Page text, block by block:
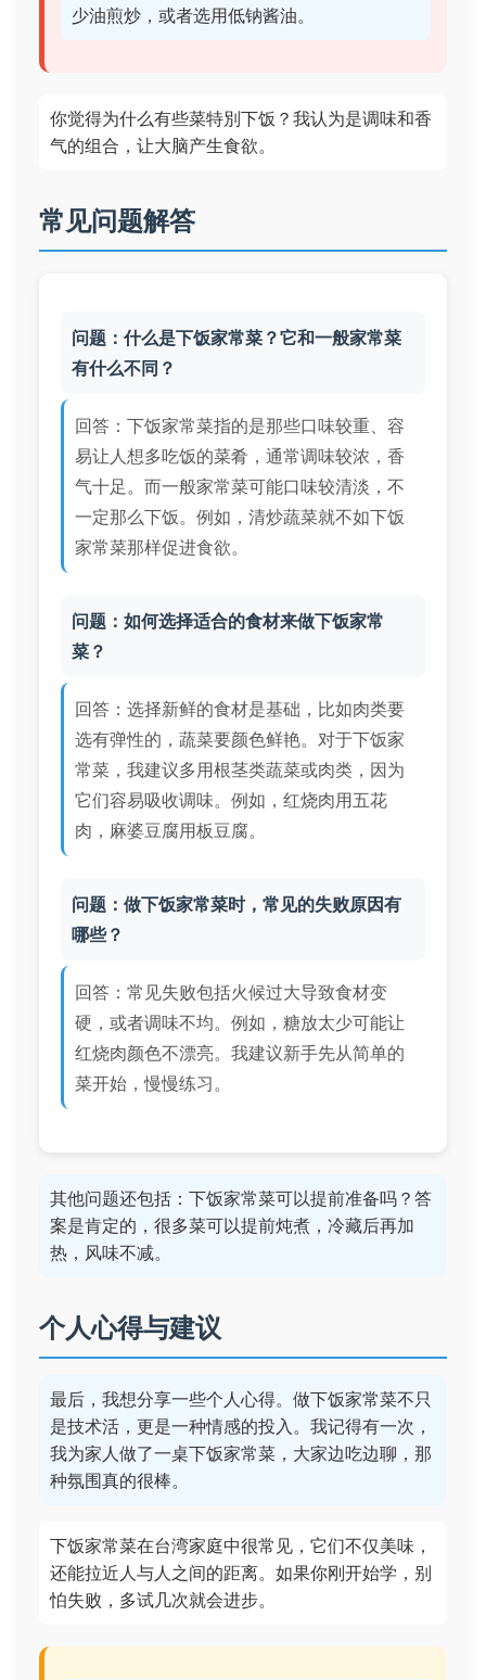
少油煎炒，或者选用低钠酱油。
你觉得为什么有些菜特別下饭？我认为是调味和香
气的组合，让大脑产生食欲。
常见问题解答
问题：什么是下饭家常菜？它和一般家常菜
有什么不同？
回答：下饭家常菜指的是那些口味较重、容
易让人想多吃饭的菜肴，通常调味较浓，香
气十足。而一般家常菜可能口味较清淡，不
一定那么下饭。例如，清炒蔬菜就不如下饭
家常菜那样促进食欲。
问题：如何选择适合的食材来做下饭家常
菜？
回答：选择新鲜的食材是基础，比如肉类要
选有弹性的，蔬菜要颜色鲜艳。对于下饭家
常菜，我建议多用根茎类蔬菜或肉类，因为
它们容易吸收调味。例如，红烧肉用五花
肉，麻婆豆腐用板豆腐。
问题：做下饭家常菜时，常见的失败原因有
哪些？
回答：常见失败包括火候过大导致食材变
硬，或者调味不均。例如，糖放太少可能让
红烧肉颜色不漂亮。我建议新手先从简单的
菜开始，慢慢练习。
其他问题还包括：下饭家常菜可以提前准备吗？答
案是肯定的，很多菜可以提前炖煮，冷藏后再加
热，风味不减。
个人心得与建议
最后，我想分享一些个人心得。做下饭家常菜不只
是技术活，更是一种情感的投入。我记得有一次，
我为家人做了一桌下饭家常菜，大家边吃边聊，那
种氛围真的很棒。
下饭家常菜在台湾家庭中很常见，它们不仅美味，
还能拉近人与人之间的距离。如果你刚开始学，别
怕失败，多试几次就会进步。